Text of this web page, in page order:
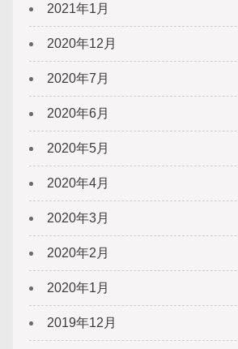
2021年1月
2020年12月
2020年7月
2020年6月
2020年5月
2020年4月
2020年3月
2020年2月
2020年1月
2019年12月